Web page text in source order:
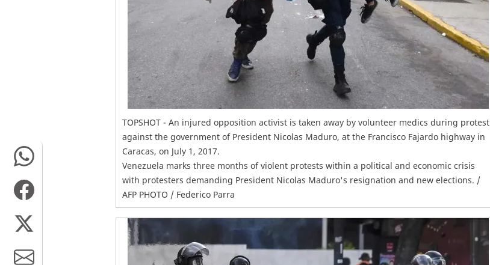
TOPSHOT - An injured opposition activist is taken away by volunteer medics during protest
against the government of President Nicolas Maduro, at the Francisco Fajardo highway in
Caracas, on July 1, 2017.
Venezuela marks three months of violent protests within a political and economic crisis
with protesters demanding President Nicolas Maduro's resignation and new elections. /
AFP PHOTO / Federico Parra